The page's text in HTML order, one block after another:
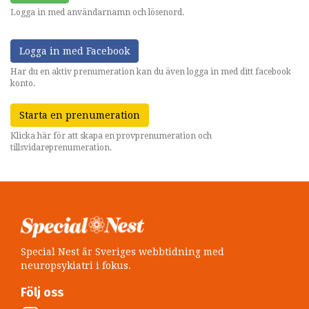
Logga in med användarnamn och lösenord.
Logga in med Facebook
Har du en aktiv prenumeration kan du även logga in med ditt facebook
konto.
Starta en prenumeration
Klicka här för att skapa en provprenumeration och
tillsvidareprenumeration.
Special Nest är Sveriges webbtidning med
neuropsykiatri i fokus.
Följ oss